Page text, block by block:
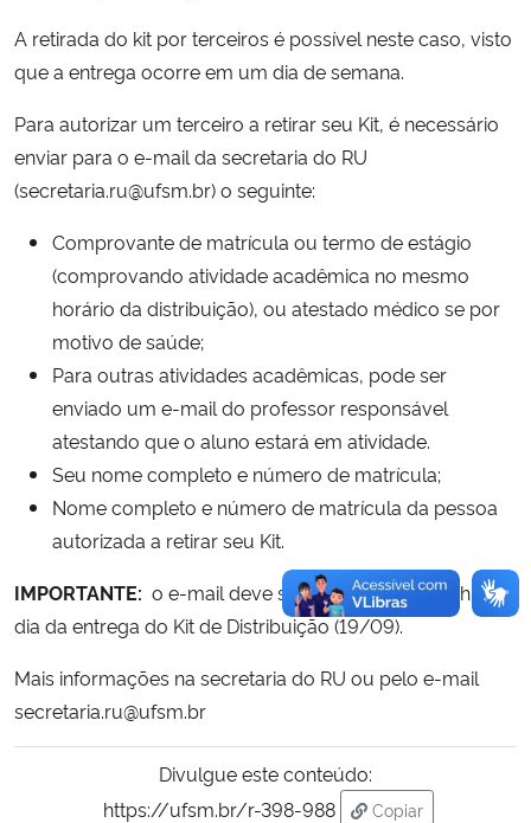
Planalto
A retirada do kit por terceiros é possível neste caso, visto
que a entrega ocorre em um dia de semana.
Para autorizar um terceiro a retirar seu Kit, é necessário
enviar para o e-mail da secretaria do RU
(secretaria.ru@ufsm.br) o seguinte:
Comprovante de matrícula ou termo de estágio
(comprovando atividade acadêmica no mesmo
horário da distribuição), ou atestado médico se por
motivo de saúde;
Para outras atividades acadêmicas, pode ser
enviado um e-mail do professor responsável
atestando que o aluno estará em atividade.
Seu nome completo e número de matrícula;
Nome completo e número de matrícula da pessoa
autorizada a retirar seu Kit.
IMPORTANTE: o e-mail deve ser enviado até as 14h do
dia da entrega do Kit de Distribuição (19/09).
Mais informações na secretaria do RU ou pelo e-mail
secretaria.ru@ufsm.br
Divulgue este conteúdo:
https://ufsm.br/r-398-988
Copiar